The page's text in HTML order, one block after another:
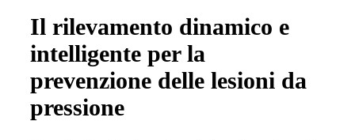
Il rilevamento dinamico e
intelligente per la
prevenzione delle lesioni da
pressione